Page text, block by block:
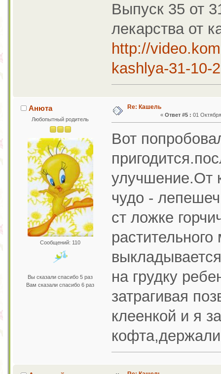
Выпуск 35 от
лекарства от
http://
kashlya-31-10-
Анюта
Любопытный родитель
Сообщений: 110
Вы сказали спасибо 5 раз
Вам сказали спасибо 6 раз
Re: Кашель
«Ответ #5 : 01
Вот
улучшение.От
чудо -
ст ложке
на грудку
затрагивая
клеенкой и я